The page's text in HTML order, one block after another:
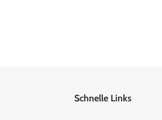
Schnelle Links